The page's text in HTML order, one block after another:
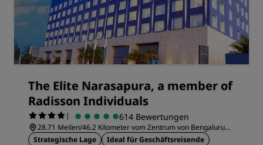
The Elite Narasapura, a member of
Radisson Individuals
| 614 Bewertungen
28.71 Meilen/46.2 Kilometer vom Zentrum von Bengaluru
entfernt
Strategische Lage Ideal für Geschäftsreisende